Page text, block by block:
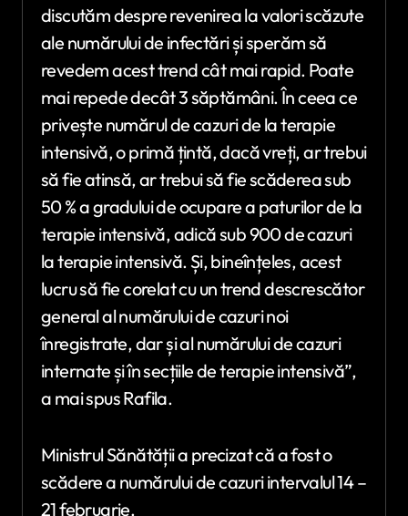
discutăm despre revenirea la valori scăzute
ale numărului de infectări și sperăm să
revedem acest trend cât mai rapid. Poate
mai repede decât 3 săptămâni. În ceea ce
privește numărul de cazuri de la terapie
intensivă, o primă țintă, dacă vreți, ar trebui
să fie atinsă, ar trebui să fie scăderea sub
50 % a gradului de ocupare a paturilor de la
terapie intensivă, adică sub 900 de cazuri
la terapie intensivă. Și, bineînțeles, acest
lucru să fie corelat cu un trend descrescător
general al numărului de cazuri noi
înregistrate, dar și al numărului de cazuri
internate și în secțiile de terapie intensivă”,
a mai spus Rafila.
Ministrul Sănătății a precizat că a fost o
scădere a numărului de cazuri intervalul 14 –
21 februarie.